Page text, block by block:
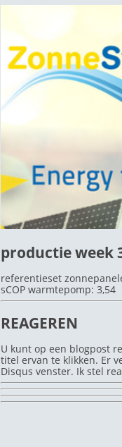
productie week
referentieset
sCOP warmtepomp: 3,54
REAGEREN
U kunt op een blogpost
titel ervan te klikken. Er
Disqus venster. Ik stel